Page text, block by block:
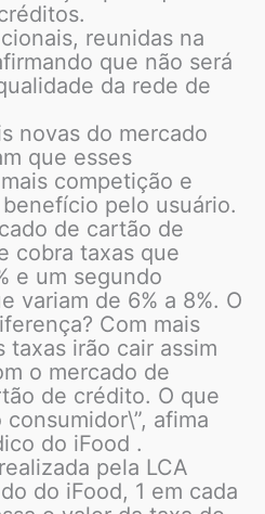
reunidas na
que não será
da rede de
novas do mercado
que esses
competição e
pelo usuário.
de cartão de
cobra taxas que
e um segundo
variam de 6% a 8%. O
Com mais
taxas irão cair assim
o mercado de
de crédito. O que
afima
do iFood .
pela LCA
do iFood, 1 em cada